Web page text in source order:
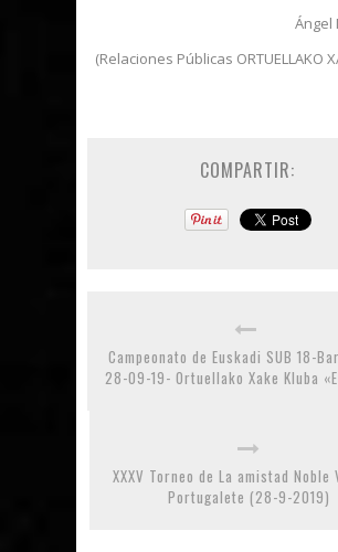
Ángel
(Relaciones Públicas ORTUELLAKO
COMPARTIR:
Campeonato de Euskadi SUB 18-
28-09-19- Ortuellako Xake Kluba
XXXV Torneo de La amistad Noble
Portugalete (28-9-2019)